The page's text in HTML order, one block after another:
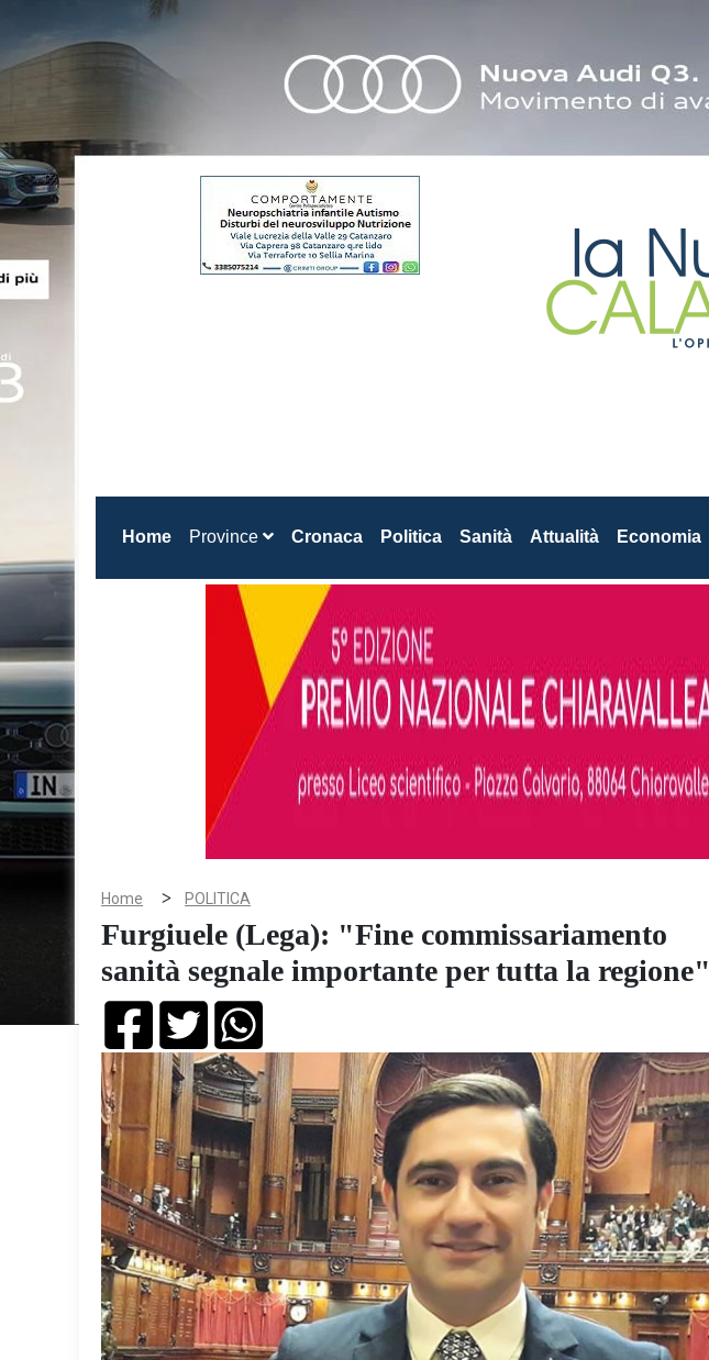
Home(current)
Province Cronaca Politica Sanità Attualità Economia
Home > POLITICA
Furgiuele (Lega): "Fine commissariamento
sanità segnale importante per tutta la regione"